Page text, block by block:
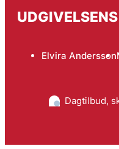
Elvira Andersson
Dagtilbud,